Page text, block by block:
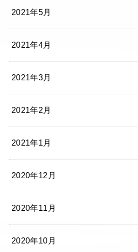
2021年5月
2021年4月
2021年3月
2021年2月
2021年1月
2020年12月
2020年11月
2020年10月